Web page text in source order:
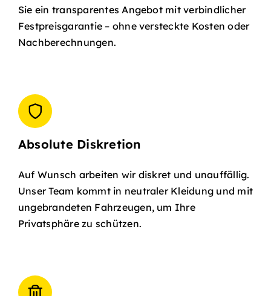
Sie ein transparentes Angebot mit verbindlicher
Festpreisgarantie – ohne versteckte Kosten oder
Nachberechnungen.
Absolute Diskretion
Auf Wunsch arbeiten wir diskret und unauffällig.
Unser Team kommt in neutraler Kleidung und mit
ungebrandeten Fahrzeugen, um Ihre
Privatsphäre zu schützen.